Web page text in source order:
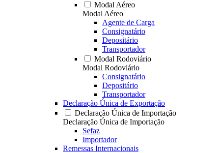
Modal Aéreo
Modal Aéreo
Agente de Carga
Consignatário
Depositário
Transportador
Modal Rodoviário
Modal Rodoviário
Consignatário
Depositário
Transportador
Declaração Única de Exportação
Declaração Única de Importação
Declaração Única de Importação
Sefaz
Importador
Remessas Internacionais